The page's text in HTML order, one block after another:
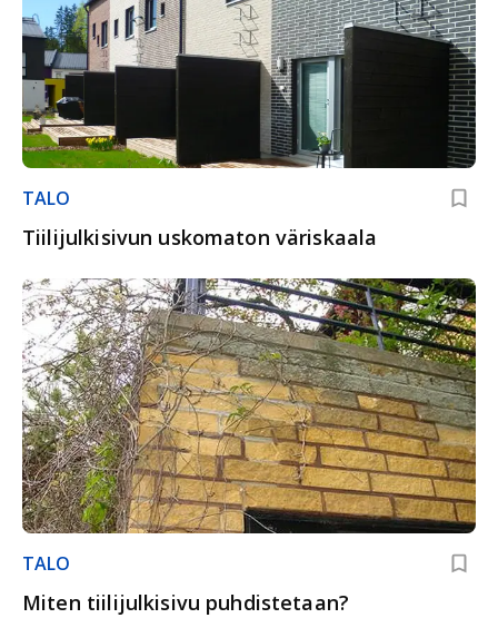
TALO
Tiilijulkisivun uskomaton väriskaala
TALO
Miten tiilijulkisivu puhdistetaan?